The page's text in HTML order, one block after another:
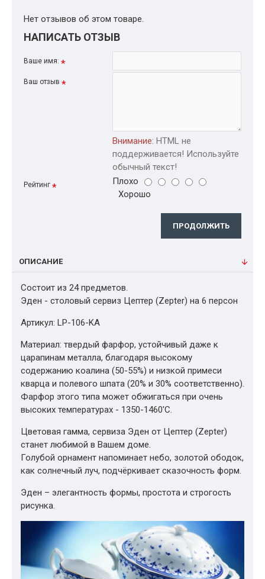
Нет отзывов об этом товаре.
НАПИСАТЬ ОТЗЫВ
Ваше имя:
Ваш отзыв
Внимание: HTML не
поддерживается! Используйте
обычный текст!
Рейтинг
Плохо
Хорошо
ПРОДОЛЖИТЬ
ОПИСАНИЕ
Состоит из 24 предметов.
Эден - столовый сервиз Цептер (Zepter) на 6 персон
Артикул: LP-106-KA
Материал: твердый фарфор, устойчивый даже к
царапинам металла, благодаря высокому
содержанию коалина (50-55%) и низкой примеси
кварца и полевого шпата (20% и 30% соответственно).
Фарфор этого типа может обжигаться при очень
высоких температурах - 1350-1460'С.
Цветовая гамма, сервиза Эден от Цептер (Zepter)
станет любимой в Вашем доме.
Голубой орнамент напоминает небо, золотой ободок,
как солнечный луч, подчёркивает сказочность форм.
Эден – элегантность формы, простота и строгость
рисунка.